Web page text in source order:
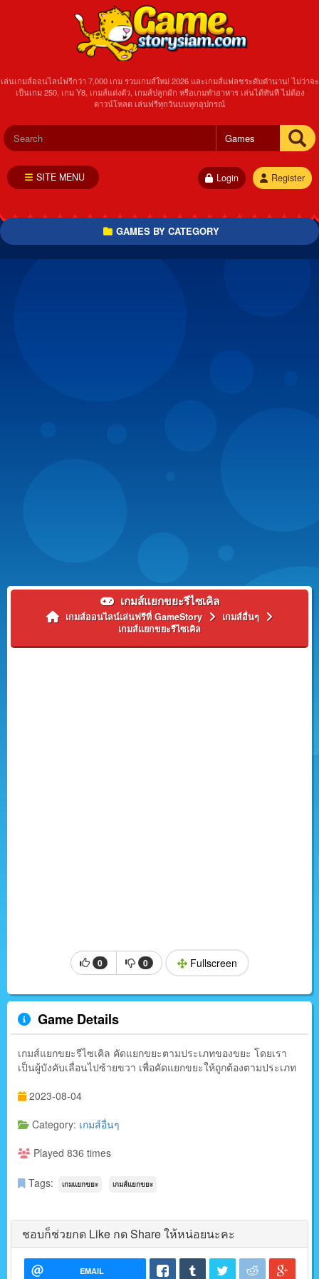
เล่นเกมส์ออนไลน์ฟรีกว่า 7,000 เกม รวมเกมส์ใหม่ 2026 และเกมส์แฟลชระดับตำนาน! ไม่ว่าจะ
เป็นเกม 250, เกม Y8, เกมส์แต่งตัว, เกมส์ปลูกผัก หรือเกมทำอาหาร เล่นได้ทันที ไม่ต้อง
ดาวน์โหลด เล่นฟรีทุกวันบนทุกอุปกรณ์
Register
Login
SITE MENU
GAMES BY CATEGORY
เกมส์แยกขยะรีไซเคิล
เกมส์ออนไลน์เล่นฟรีที่ GameStory
เกมส์อื่นๆ
เกมส์แยกขยะรีไซเคิล
0 0 Fullscreen
Game Details
เกมส์แยกขยะรีไซเคิล คัดแยกขยะตามประเภทของขยะ โดยเรา
เป็นผู้บังคับเลื่อนไปซ้ายขวา เพื่อคัดแยกขยะให้ถูกต้องตามประเภท
2023-08-04
Category: เกมส์อื่นๆ
Played 836 times
Tags: เกมแยกขยะ เกมส์แยกขยะ
ชอบก็ช่วยกด Like กด Share ให้หน่อยนะคะ
EMAIL